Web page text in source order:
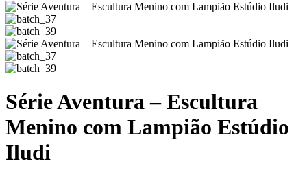
Série Aventura – Escultura
Menino com Lampião Estúdio
Iludi